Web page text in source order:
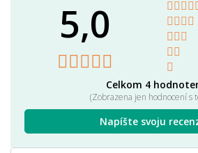
5,0
Celkom 4
(Zobrazena jen hodnocení s
Napíšte svoju